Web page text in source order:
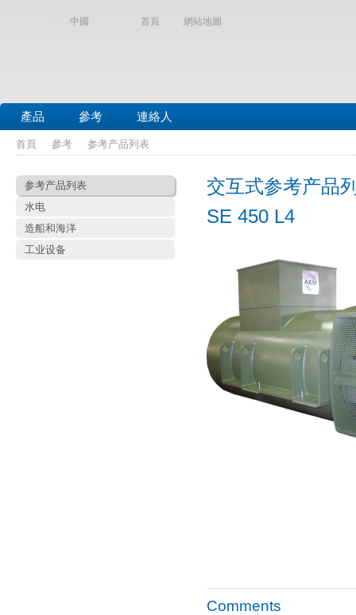
中國 首頁 網站地圖
產品 參考 連絡人
首頁 參考 参考产品列表
参考产品列表
水电
造船和海洋
工业设备
交互式参考产品
SE 450 L4
Comments